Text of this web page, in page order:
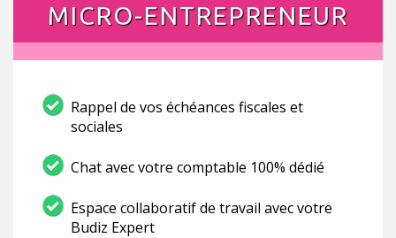
MICRO-ENTREPRENEUR
Rappel de vos échéances fiscales et
sociales
Chat avec votre comptable 100% dédié
Espace collaboratif de travail avec votre
Budiz Expert